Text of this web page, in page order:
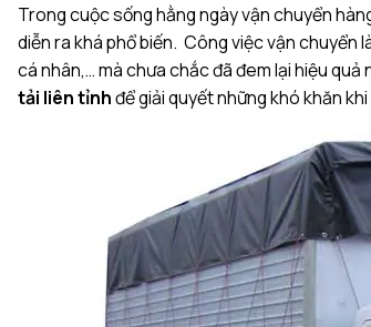
Trong cuộc sống hằng ngày vận chuyển
diễn ra khá phổ biến. Công việc vận chuyển
cá nhân,… mà chưa chắc đã đem lại hiệu
tải liên tỉnhđể giải quyết những khó khăn